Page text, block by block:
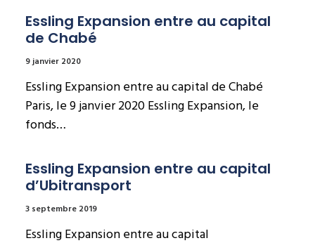
Essling Expansion entre au capital
de Chabé
9 janvier 2020
Essling Expansion entre au capital de Chabé
Paris, le 9 janvier 2020 Essling Expansion, le
fonds…
Essling Expansion entre au capital
d’Ubitransport
3 septembre 2019
Essling Expansion entre au capital